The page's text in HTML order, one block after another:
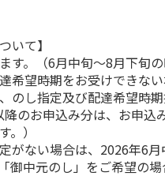
いて】
。（6月中旬～8月下旬の
希望時期をお受けできない
のし指定及び配達希望時
降のお申込み分は、お申込
。）
がない場合は、2026年6
御中元のし」をご希望の